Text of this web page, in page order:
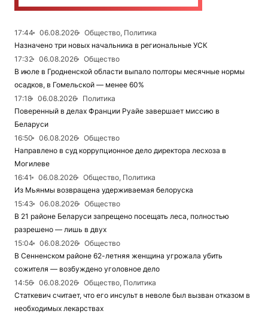
17:44 06.08.2026
Общество, Политика
Назначено три новых начальника в региональные УСК
17:32
06.08.2026
Общество
В июле в Гродненской области выпало полторы месячные нормы
осадков, в Гомельской — менее 60%
17:18
06.08.2026
Политика
Поверенный в делах Франции Руайе завершает миссию в
Беларуси
16:50
06.08.2026
Общество
Направлено в суд коррупционное дело директора лесхоза в
Могилеве
16:41
06.08.2026
Общество, Политика
Из Мьянмы возвращена удерживаемая белоруска
15:43
06.08.2026
Общество
В 21 районе Беларуси запрещено посещать леса, полностью
разрешено — лишь в двух
15:04
06.08.2026
Общество
В Сенненском районе 62-летняя женщина угрожала убить
сожителя — возбуждено уголовное дело
14:56
06.08.2026
Общество, Политика
Статкевич считает, что его инсульт в неволе был вызван отказом в
необходимых лекарствах